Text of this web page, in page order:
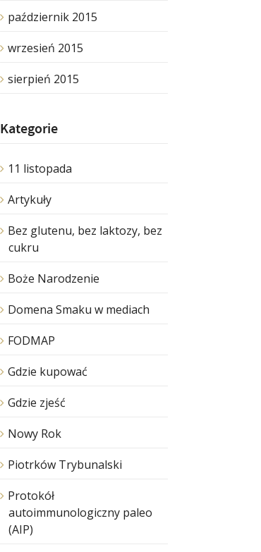
październik 2015
wrzesień 2015
sierpień 2015
Kategorie
11 listopada
Artykuły
Bez glutenu, bez laktozy, bez
cukru
Boże Narodzenie
Domena Smaku w mediach
FODMAP
Gdzie kupować
Gdzie zjeść
Nowy Rok
Piotrków Trybunalski
Protokół
autoimmunologiczny paleo
(AIP)